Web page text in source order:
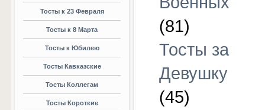
Тосты к 23 Февраля
Тосты к 8 Марта
Тосты к Юбилею
Тосты Кавказские
Тосты Коллегам
Тосты Короткие
(81)
Тосты за
Девушку
(45)